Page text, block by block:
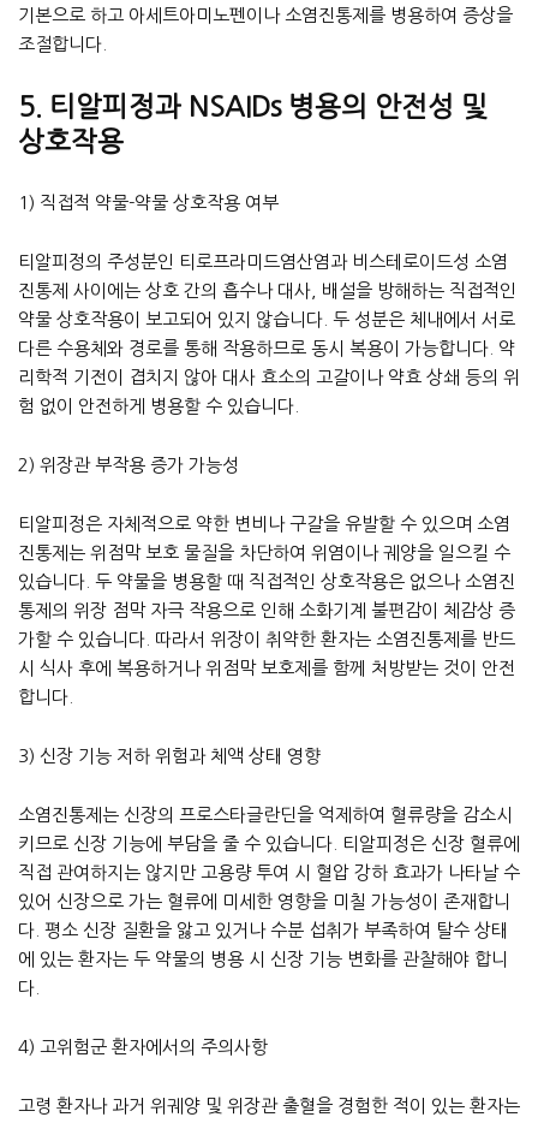
기본으로 하고 아세트아미노펜이나 소염진통제를 병용하여 증상을
조절합니다.
5. 티알피정과 NSAIDs 병용의 안전성 및
상호작용
1) 직접적 약물-약물 상호작용 여부
티알피정의 주성분인 티로프라미드염산염과 비스테로이드성 소염
진통제 사이에는 상호 간의 흡수나 대사, 배설을 방해하는 직접적인
약물 상호작용이 보고되어 있지 않습니다. 두 성분은 체내에서 서로
다른 수용체와 경로를 통해 작용하므로 동시 복용이 가능합니다. 약
리학적 기전이 겹치지 않아 대사 효소의 고갈이나 약효 상쇄 등의 위
험 없이 안전하게 병용할 수 있습니다.
2) 위장관 부작용 증가 가능성
티알피정은 자체적으로 약한 변비나 구갈을 유발할 수 있으며 소염
진통제는 위점막 보호 물질을 차단하여 위염이나 궤양을 일으킬 수
있습니다. 두 약물을 병용할 때 직접적인 상호작용은 없으나 소염진
통제의 위장 점막 자극 작용으로 인해 소화기계 불편감이 체감상 증
가할 수 있습니다. 따라서 위장이 취약한 환자는 소염진통제를 반드
시 식사 후에 복용하거나 위점막 보호제를 함께 처방받는 것이 안전
합니다.
3) 신장 기능 저하 위험과 체액 상태 영향
소염진통제는 신장의 프로스타글란딘을 억제하여 혈류량을 감소시
키므로 신장 기능에 부담을 줄 수 있습니다. 티알피정은 신장 혈류에
직접 관여하지는 않지만 고용량 투여 시 혈압 강하 효과가 나타날 수
있어 신장으로 가는 혈류에 미세한 영향을 미칠 가능성이 존재합니
다. 평소 신장 질환을 앓고 있거나 수분 섭취가 부족하여 탈수 상태
에 있는 환자는 두 약물의 병용 시 신장 기능 변화를 관찰해야 합니
다.
4) 고위험군 환자에서의 주의사항
고령 환자나 과거 위궤양 및 위장관 출혈을 경험한 적이 있는 환자는